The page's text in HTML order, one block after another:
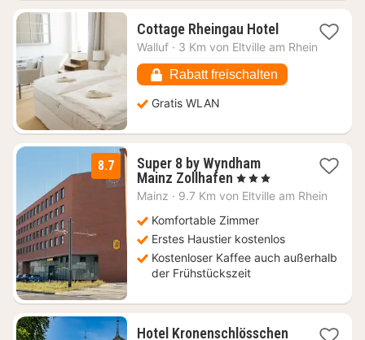
Cottage Rheingau Hotel1
Nacht
96,73
€
Walluf · 3 Km von Eltville am Rhein
Rabatt freischalten
Gratis WLAN
8.7
Super 8 by Wyndham
Mainz Zollhafen 1
Nacht
60
€
, 3 Sterne
Mainz · 9.7 Km von Eltville am Rhein
Komfortable Zimmer
Erstes Haustier kostenlos
Kostenloser Kaffee auch außerhalb
der Frühstückszeit
Hotel Kronenschlösschen